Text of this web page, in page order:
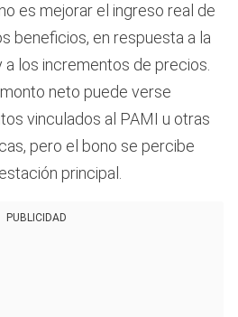
es mejorar el ingreso real de
beneficios, en respuesta a la
los incrementos de precios.
neto puede verse
vinculados al PAMI u otras
pero el bono se percibe
principal.
PUBLICIDAD